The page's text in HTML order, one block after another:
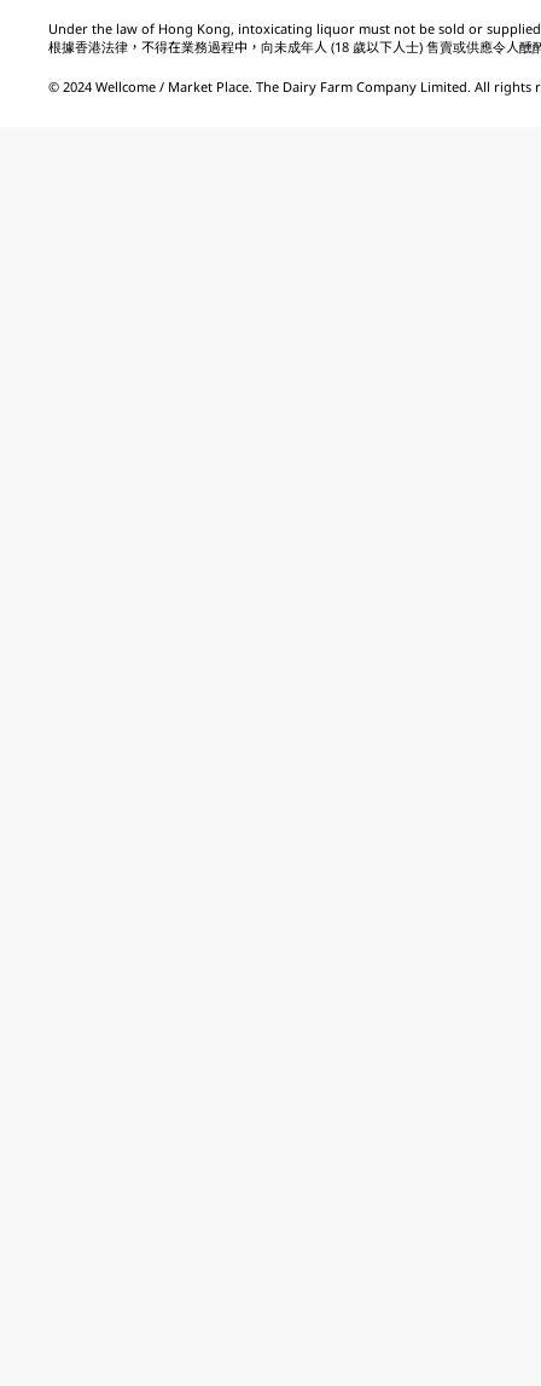
Under the law of Hong Kong, intoxicating liquor must not be sold or
根據香港法律，不得在業務過程中，向未成年人 (18 歲以下人士) 售賣或供應令人醺
© 2024 Wellcome / Market Place. The Dairy Farm Company Limited. All rights